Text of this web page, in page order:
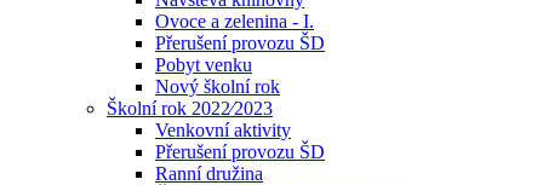
Ovoce a zelenina - I.
Přerušení provozu ŠD
Pobyt venku
Nový školní rok
Školní rok 2022⁄2023
Venkovní aktivity
Přerušení provozu ŠD
Ranní družina